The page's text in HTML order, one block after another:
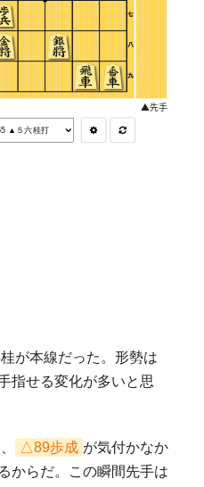
が本線だった。形勢は
指せる変化が多いと思
△89歩成 が気付かなか
からだ。この瞬間先手は